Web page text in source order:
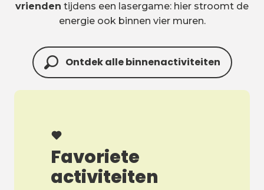
vrienden tijdens een lasergame: hier stroomt de
energie ook binnen vier muren.
Ontdek alle binnenactiviteiten
Favoriete
activiteiten